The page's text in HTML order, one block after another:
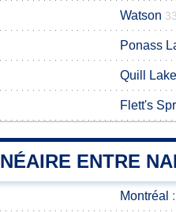
Watson
Ponass
Quill Lake
Flett's
ENTRE
Montréal